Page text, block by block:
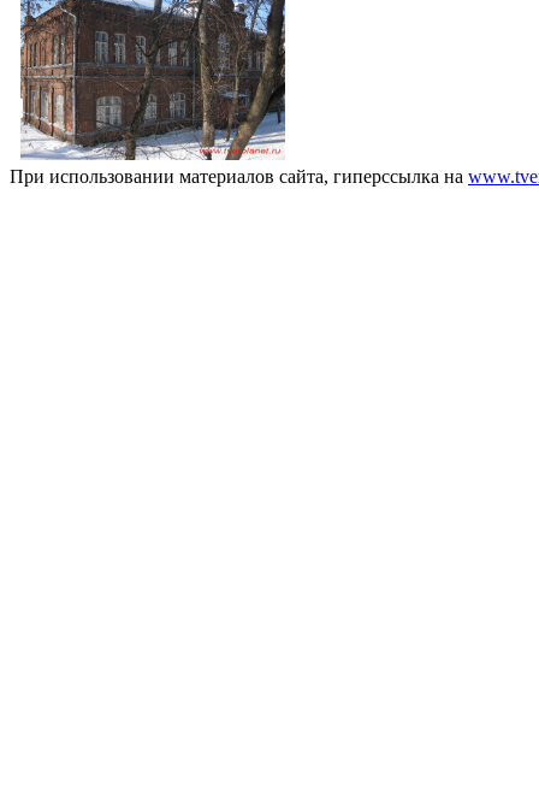
При использовании материалов сайта, гиперссылка на